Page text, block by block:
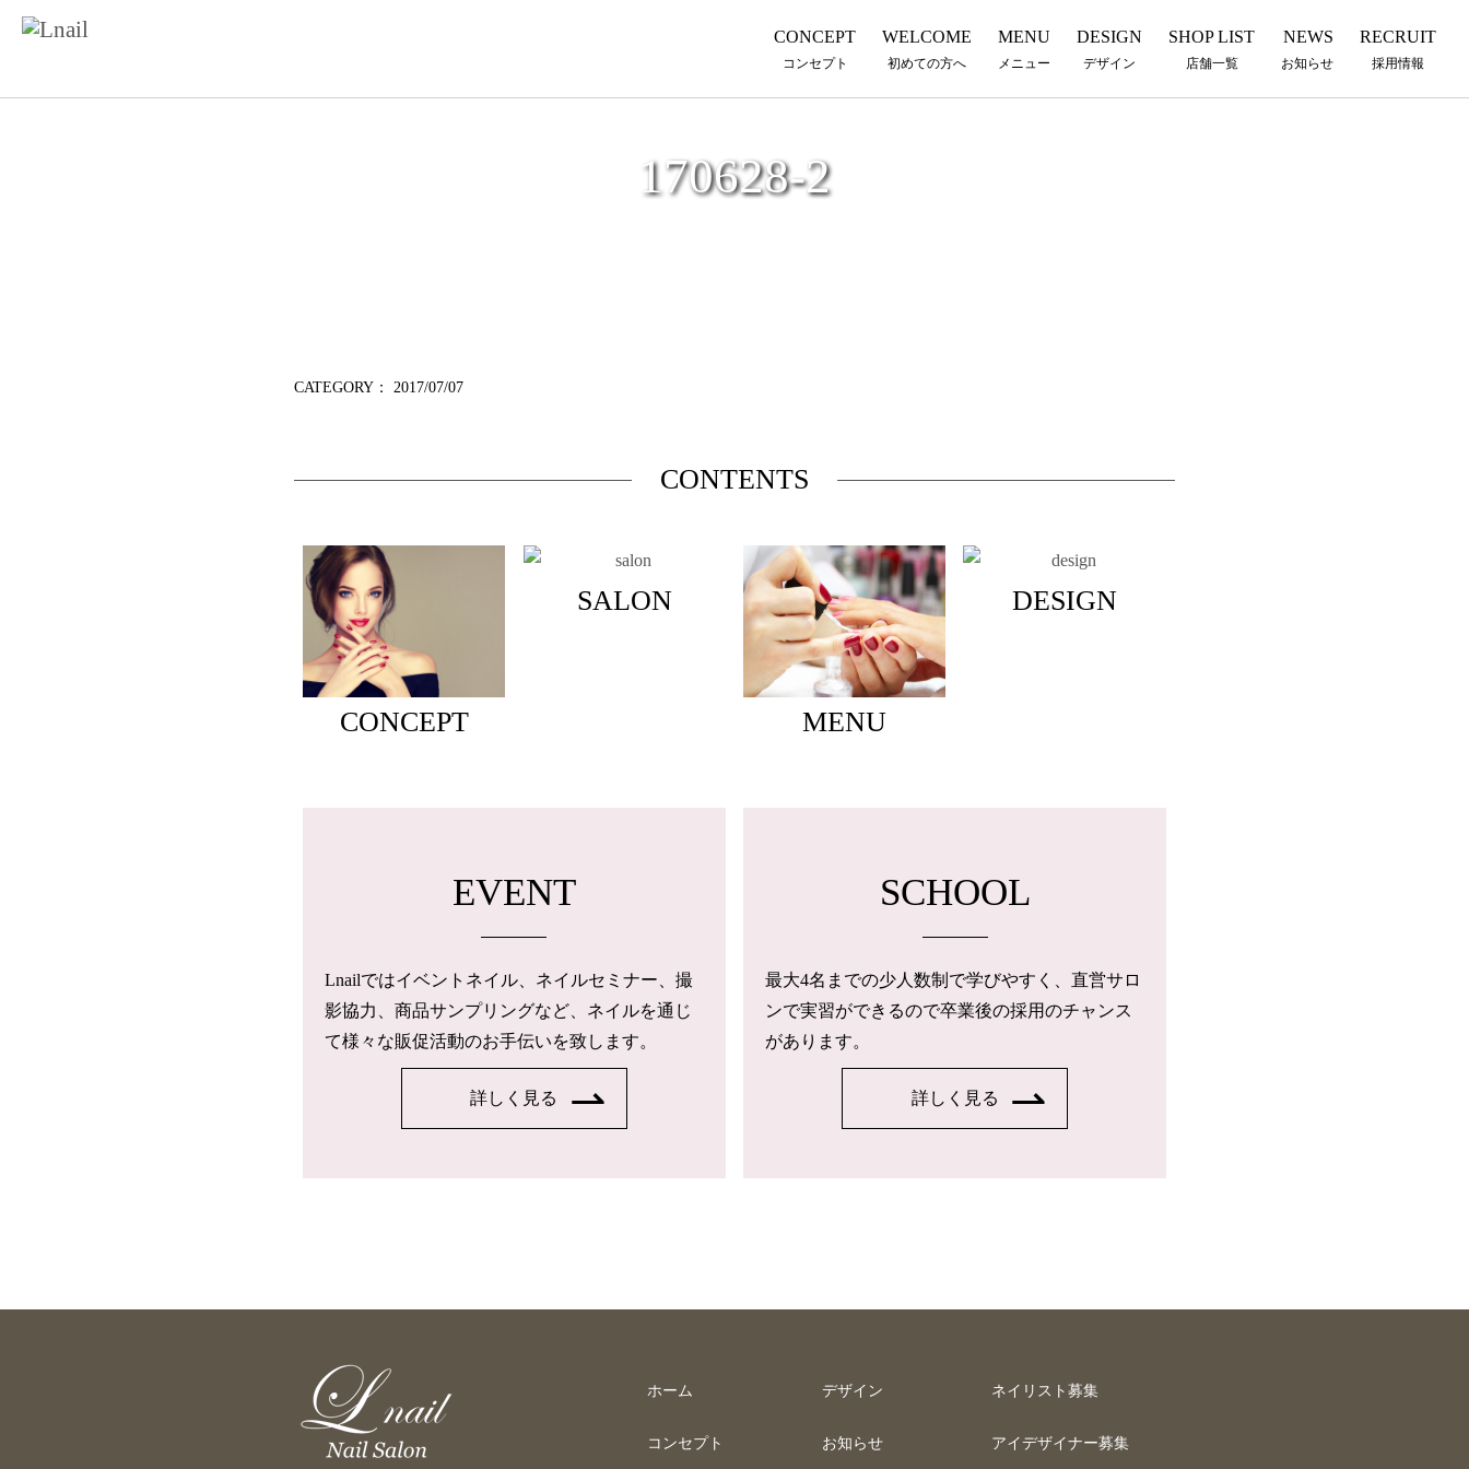
CONCEPT
コンセプト
WELCOME
初めての方へ
MENU
メニュー
DESIGN
デザイン
SHOP LIST
店舗一覧
NEWS
お知らせ
RECRUIT
採用情報
170628-2
CATEGORY： 2017/07/07
CONTENTS
CONCEPT
SALON
MENU
DESIGN
EVENT
Lnailではイベントネイル、ネイルセミナー、撮
影協力、商品サンプリングなど、ネイルを通じ
て様々な販促活動のお手伝いを致します。
詳しく見る
SCHOOL
最大4名までの少人数制で学びやすく、直営サロ
ンで実習ができるので卒業後の採用のチャンス
があります。
詳しく見る
ホーム
コンセプト
デザイン
お知らせ
ネイリスト募集
アイデザイナー募集